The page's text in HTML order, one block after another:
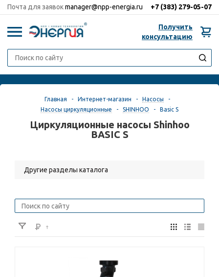
Почта для заявокmanager@npp-energia.ru +7 (383) 279-05-07
Получить
консультацию
0
Главная - Интернет-магазин - Насосы
-
Насосы циркуляционные
- SHINHOO - Basic S
Циркуляционные насосы Shinhoo
BASIC S
Другие разделы каталога